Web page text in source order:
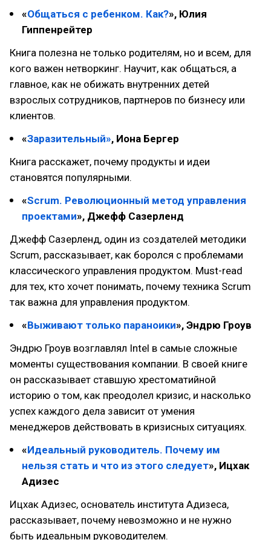
«Общаться с ребенком. Как?», Юлия
Гиппенрейтер
Книга полезна не только родителям, но и всем, для
кого важен нетворкинг. Научит, как общаться, а
главное, как не обижать внутренних детей
взрослых сотрудников, партнеров по бизнесу или
клиентов.
«Заразительный», Иона Бергер
Книга расскажет, почему продукты и идеи
становятся популярными.
«Scrum. Революционный метод управления
проектами», Джефф Сазерленд
Джефф Сазерленд, один из создателей методики
Scrum, рассказывает, как боролся с проблемами
классического управления продуктом. Must-read
для тех, кто хочет понимать, почему техника Scrum
так важна для управления продуктом.
«Выживают только параноики», Эндрю Гроув
Эндрю Гроув возглавлял Intel в самые сложные
моменты существования компании. В своей книге
он рассказывает ставшую хрестоматийной
историю о том, как преодолел кризис, и насколько
успех каждого дела зависит от умения
менеджеров действовать в кризисных ситуациях.
«Идеальный руководитель. Почему им
нельзя стать и что из этого следует», Ицхак
Адизес
Ицхак Адизес, основатель института Адизеса,
рассказывает, почему невозможно и не нужно
быть идеальным руководителем.